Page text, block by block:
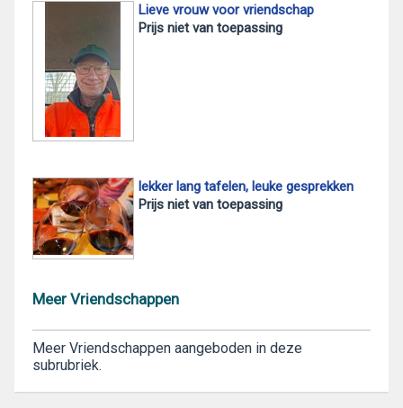
Lieve vrouw voor vriendschap
Prijs niet van toepassing
lekker lang tafelen, leuke gesprekken
Prijs niet van toepassing
Meer Vriendschappen
Meer Vriendschappen aangeboden in deze
subrubriek.